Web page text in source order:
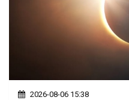
2026-08-06 15:38